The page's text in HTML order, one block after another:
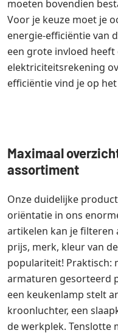
moeten bovendien
Voor je keuze moet je
energie-efficiëntie van
een grote invloed
elektriciteitsrekening
efficiëntie vind je op
Maximaal
assortiment
Onze duidelijke
oriëntatie in ons
artikelen kan je filteren
prijs, merk, kleur van
populariteit! Praktisch:
armaturen gesorteerd
een keukenlamp stelt
kroonluchter, een
de werkplek. Tenslotte